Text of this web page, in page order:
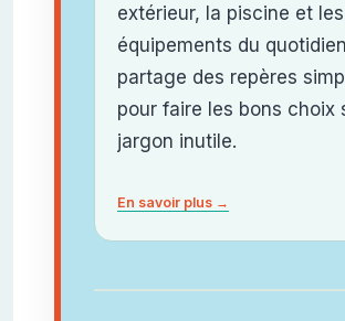
extérieur, la piscine et les
équipements du
partage des repères
pour faire les bons choix
jargon inutile.
En savoir plus →